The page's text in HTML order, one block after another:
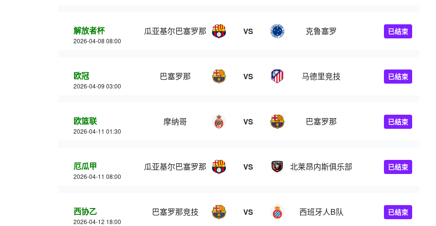
解放者杯
2026-04-08 08:00
瓜亚基尔巴塞罗那 VS 克鲁塞罗 已结束
欧冠
2026-04-09 03:00
巴塞罗那 VS 马德里竞技 已结束
欧篮联
2026-04-11 01:30
摩纳哥 VS 巴塞罗那 已结束
厄瓜甲
2026-04-11 08:00
瓜亚基尔巴塞罗那 VS 北莱昂内斯俱乐部 已结束
西协乙
2026-04-12 18:00
巴塞罗那竞技 VS 西班牙人B队 已结束